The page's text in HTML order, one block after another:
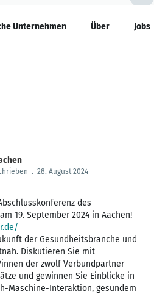
Unternehmen Über Jobs
. 28. August 2024
des
19. September 2024 in Aachen!
der Gesundheitsbranche und
Diskutieren Sie mit
der zwölf Verbundpartner
und gewinnen Sie Einblicke in
Maschine-Interaktion, gesundem